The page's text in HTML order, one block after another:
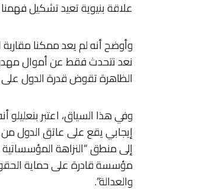
علاقة بنيوية تعيد تشكيل
وأوضح أنه لم يعد ممكنا مقاربة
نعد نتحدث فقط عن أموال
الظاهرة تقوض قدرة الدول على
وفي هذا السياق، اعتبر بنعليلو
إيجابي يقع على عاتق الدول من
إلى منطق “النزاهة
مؤسسة قادرة على حماية
والعدالة”.